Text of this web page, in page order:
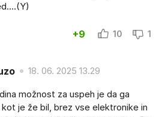
+9 10 1
18. 06. 2025 13.29
možnost za uspeh je da ga
je že bil, brez vse elektronike in